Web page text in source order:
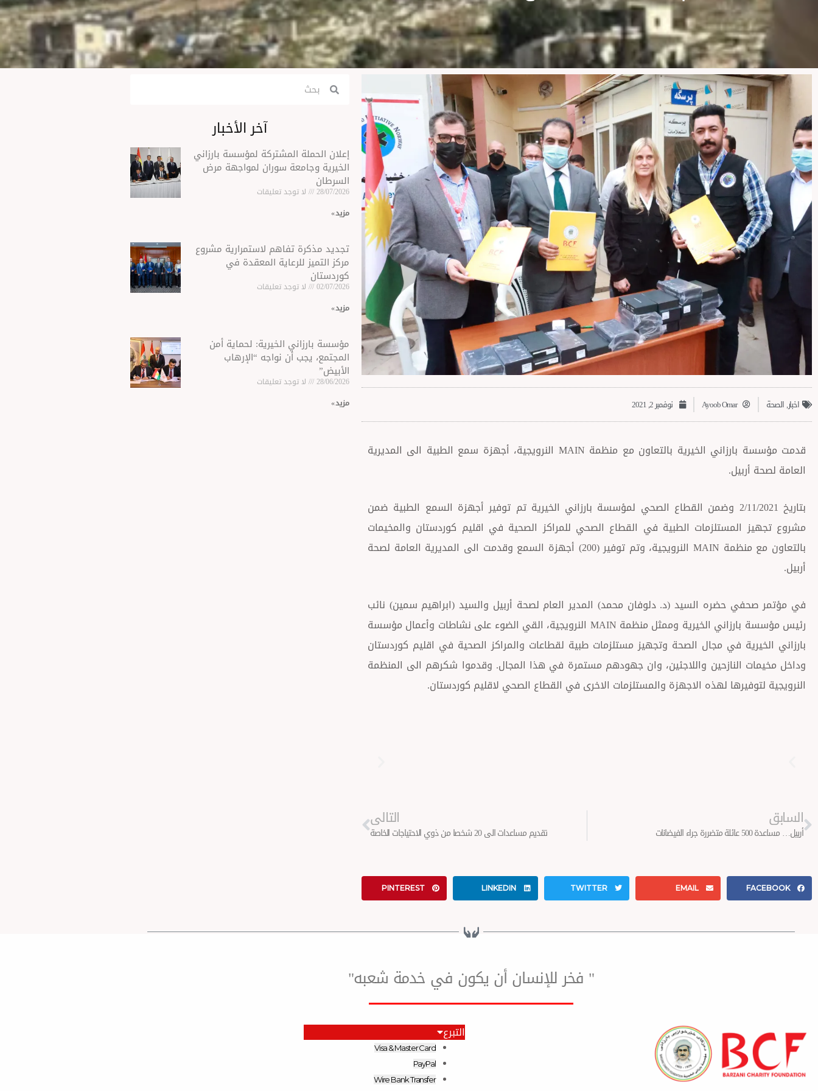
اخبار,الصحة Ayoob Omar نوفمبر 2, 2021
قدمت مؤسسة بارزاني الخيرية بالتعاون مع منظمة MAIN النرويجية، أجهزة سمع الطبية الى المديرية
العامة لصحة أربيل.
بتاريخ 2/11/2021 وضمن القطاع الصحي لمؤسسة بارزاني الخيرية تم توفير أجهزة السمع الطبية ضمن
مشروع تجهيز المستلزمات الطبية في القطاع الصحي للمراكز الصحية في اقليم كوردستان والمخيمات
بالتعاون مع منظمة MAIN النرويجية، وتم توفير (200) أجهزة السمع وقدمت الى المديرية العامة لصحة
أربيل.
في مؤتمر صحفي حضره السيد (د. دلوفان محمد) المدير العام لصحة أربيل والسيد (ابراهيم سمين) نائب
رئيس مؤسسة بارزاني الخيرية وممثل منظمة MAIN النرويجية، القي الضوء على نشاطات وأعمال مؤسسة
بارزاني الخيرية في مجال الصحة وتجهيز مستلزمات طبية لقطاعات والمراكز الصحية في اقليم كوردستان
وداخل مخيمات النازحين واللاجئين، وان جهودهم مستمرة في هذا المجال. وقدموا شكرهم الى المنظمة
النرويجية لتوفيرها لهذه الاجهزة والمستلزمات الاخرى في القطاع الصحي لاقليم كوردستان.
السابق
أربيل… مساعدة 500 عائلة متضررة جراء الفيضانات
التالى
تقديم مساعدات الى 20 شخصا من ذوي الاحتياجات الخاصة
FACEBOOK
EMAIL
TWITTER
LINKEDIN
PINTEREST
آخر الأخبار
إعلان الحملة المشتركة لمؤسسة بارزاني
الخيرية وجامعة سوران لمواجهة مرض
السرطان
28/07/2026 لا توجد تعليقات
مزید »
تجديد مذكرة تفاهم لاستمرارية مشروع
مركز التميز للرعاية المعقدة في
كوردستان
02/07/2026 لا توجد تعليقات
مزید »
مؤسسة بارزاني الخيرية: لحماية أمن
المجتمع، يجب أن نواجه “الإرهاب
الأبيض”
28/06/2026 لا توجد تعليقات
مزید »
" فخر للإنسان أن يكون في خدمة شعبه"
التبرع
Visa & Master Card
PayPal
Wire Bank Transfer